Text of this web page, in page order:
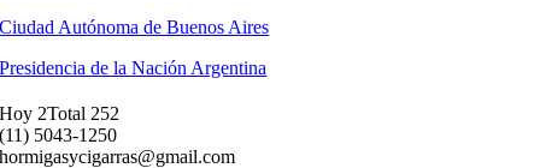
Ciudad Autónoma de Buenos Aires
Presidencia de la Nación Argentina
Hoy 2Total 252
(11) ­5043-1250
hormigasycigarras@gmail.com